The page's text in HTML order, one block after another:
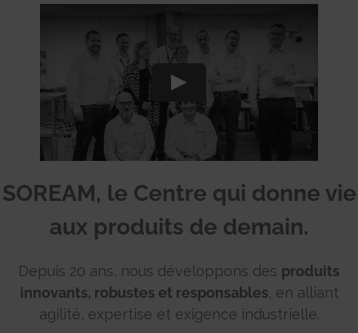
SOREAM, le Centre qui donne vie
aux produits de demain.
Depuis 20 ans, nous développons des produits
innovants, robustes et responsables, en alliant
agilité, expertise et exigence industrielle.